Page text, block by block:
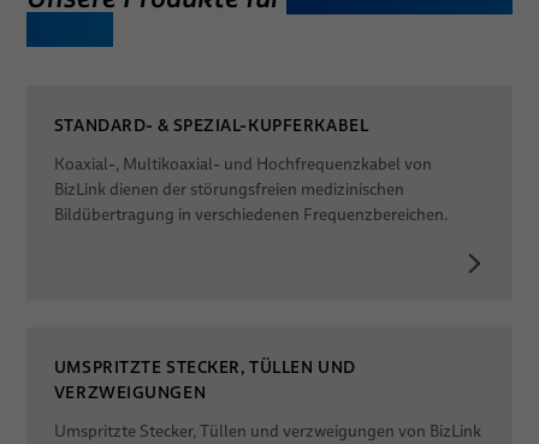
STANDARD- & SPEZIAL-KUPFERKABEL
Koaxial-, Multikoaxial- und Hochfrequenzkabel von
BizLink dienen der störungsfreien medizinischen
Bildübertragung in verschiedenen Frequenzbereichen.
UMSPRITZTE STECKER, TÜLLEN UND
VERZWEIGUNGEN
Umspritzte Stecker, Tüllen und verzweigungen von BizLink